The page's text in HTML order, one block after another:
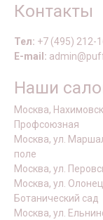
Контакты
Тел: +7 (495) 212-
E-mail:
Наши
Москва,
Профсоюзная
Москва, ул.
поле
Москва, ул.
Москва, ул.
Ботанический сад
Москва, ул.